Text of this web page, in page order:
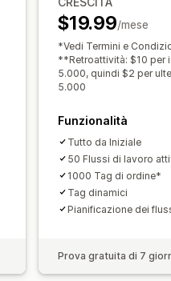
$19.99/mese
*Vedi Termini e
**Retroattività: $10 per
5.000, quindi $2 per
5.000
Funzionalità
Tutto da Iniziale
50 Flussi di lavoro
1000 Tag di ordine*
Tag dinamici
Pianificazione dei
Prova gratuita di 7